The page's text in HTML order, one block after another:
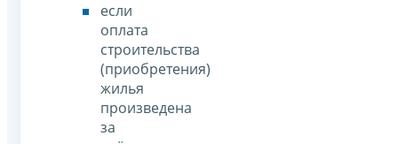
если
оплата
строительства
(приобретения)
жилья
произведена
за